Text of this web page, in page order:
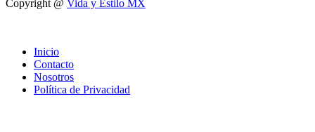
Copyright @ Vida y Estilo MX
Inicio
Contacto
Nosotros
Política de Privacidad